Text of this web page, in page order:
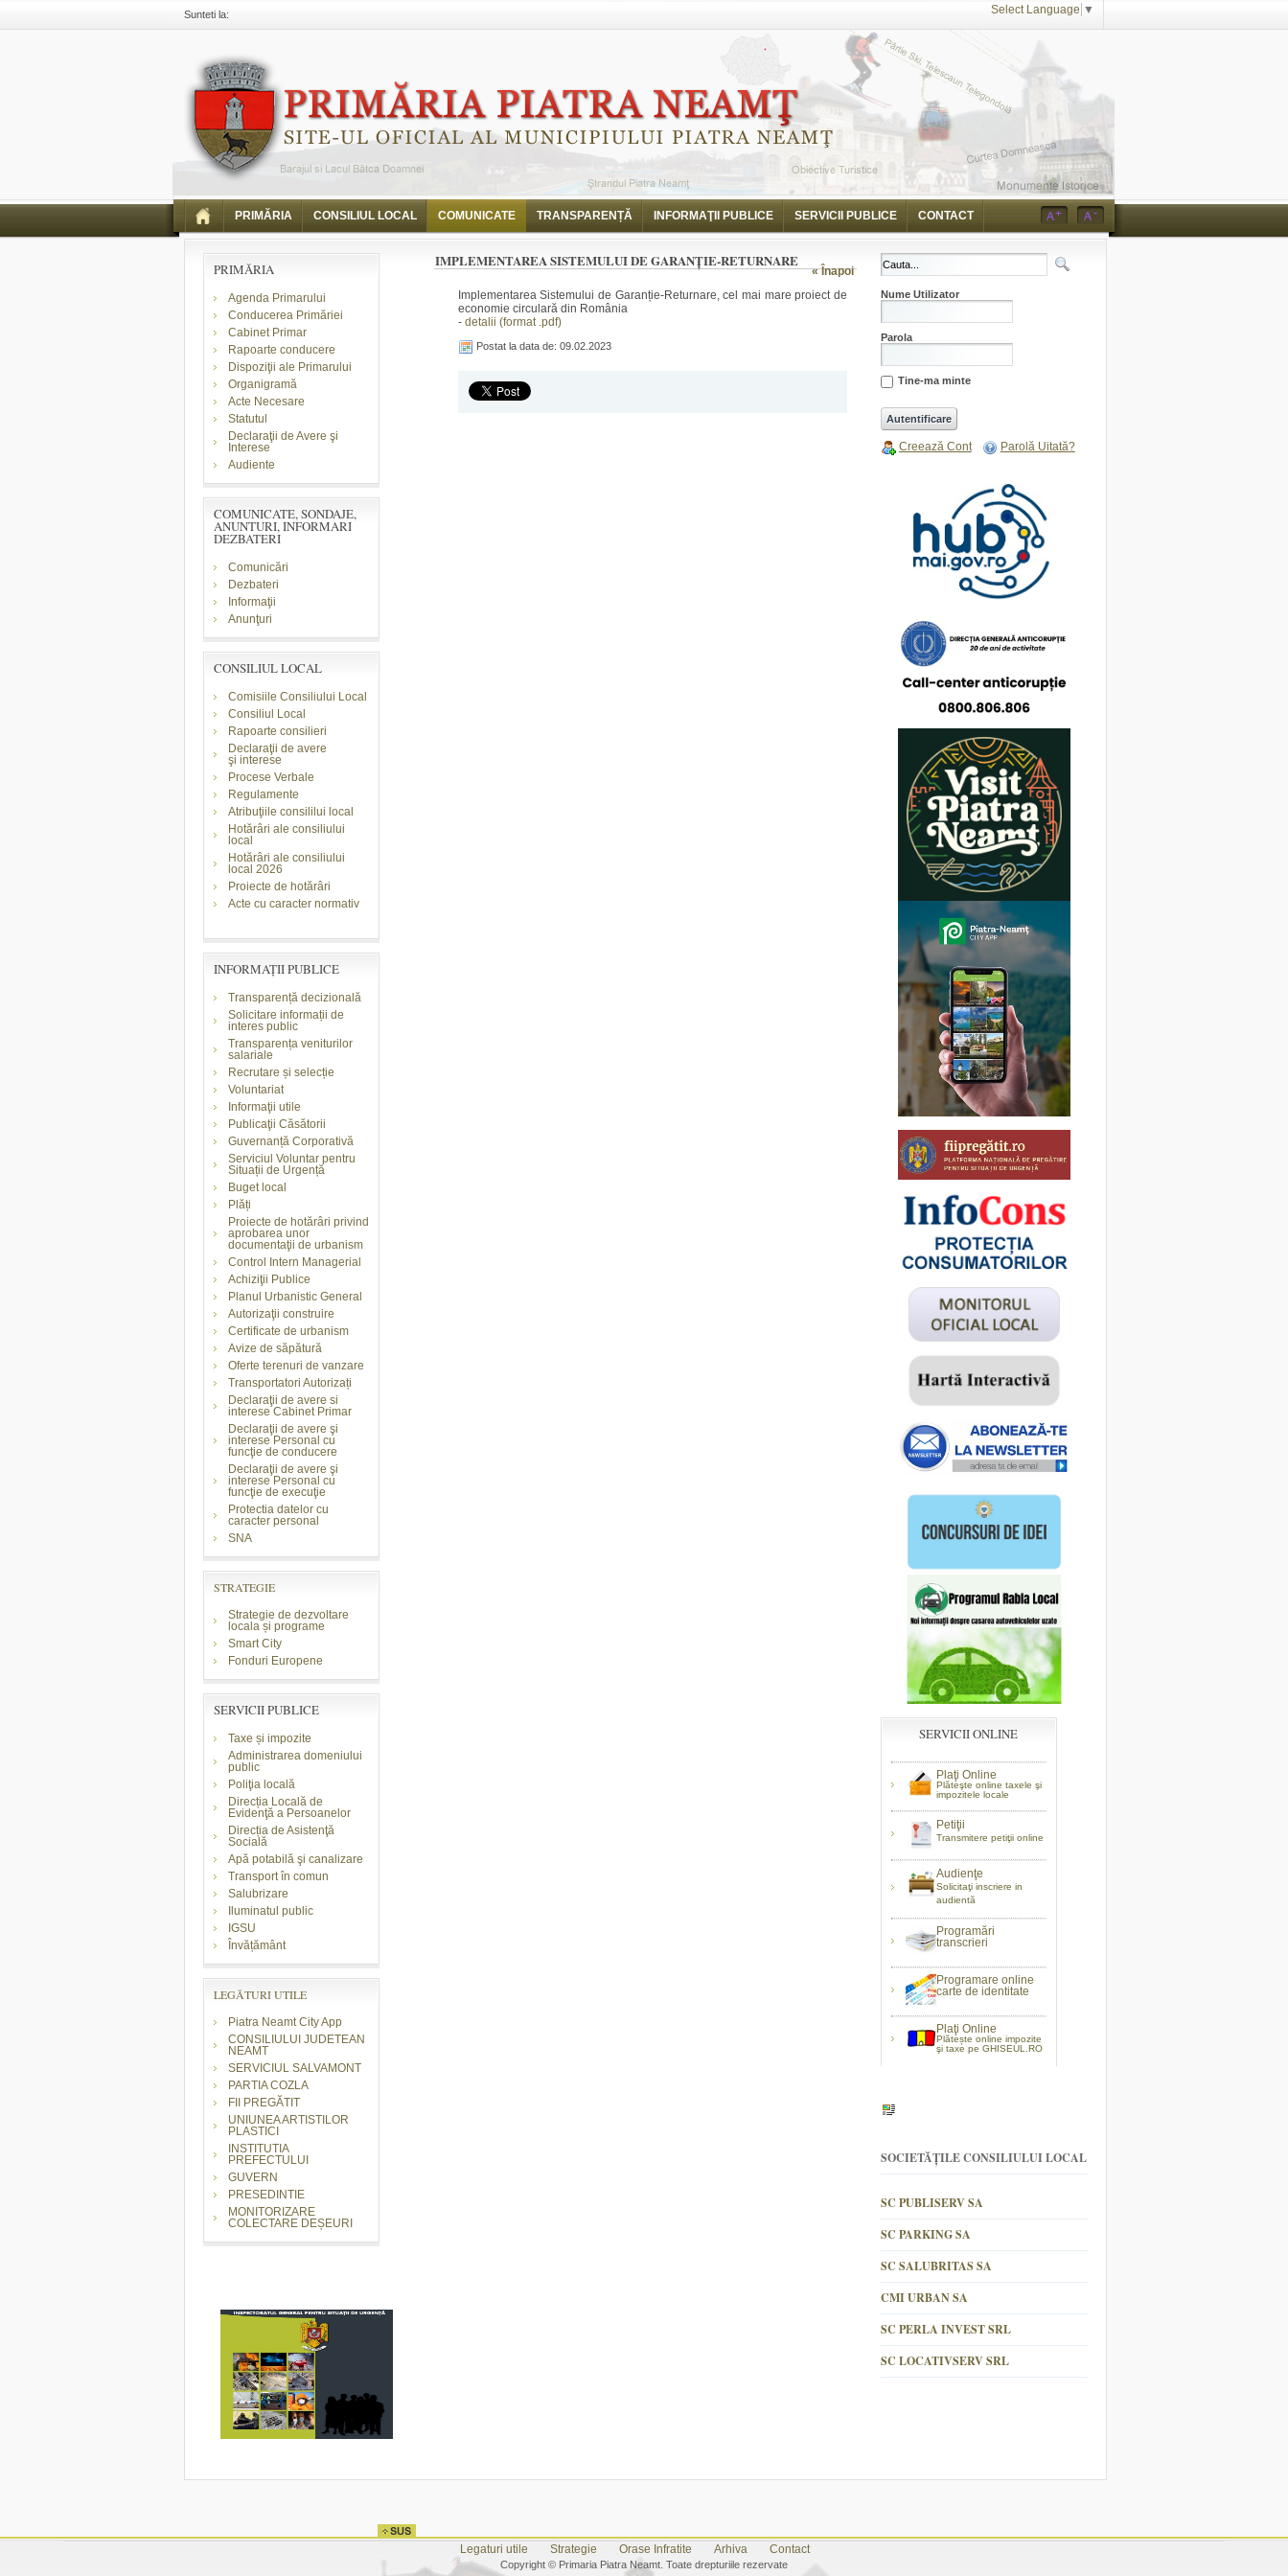
Sunteti la:
Implementarea Sistemului de Garanție-Returnare
Select Language ▼
PRIMĂRIA CONSILIUL LOCAL COMUNICATE TRANSPARENȚĂ INFORMAŢII PUBLICE SERVICII PUBLICE CONTACT
PRIMĂRIA
Agenda Primarului
Conducerea Primăriei
Cabinet Primar
Rapoarte conducere
Dispoziţii ale Primarului
Organigramă
Acte Necesare
Statutul
Declaraţii de Avere şi
Interese
Audiente
COMUNICATE, SONDAJE,
ANUNTURI, INFORMARI
DEZBATERI
Comunicări
Dezbateri
Informaţii
Anunţuri
CONSILIUL LOCAL
Comisiile Consiliului Local
Consiliul Local
Rapoarte consilieri
Declaraţii de avere
şi interese
Procese Verbale
Regulamente
Atribuţiile consililui local
Hotărâri ale consiliului
local
Hotărâri ale consiliului
local 2026
Proiecte de hotărâri
Acte cu caracter normativ
INFORMAŢII PUBLICE
Transparență decizională
Solicitare informații de
interes public
Transparența veniturilor
salariale
Recrutare și selecție
Voluntariat
Informaţii utile
Publicaţii Căsătorii
Guvernanță Corporativă
Serviciul Voluntar pentru
Situații de Urgență
Buget local
Plăți
Proiecte de hotărâri privind
aprobarea unor
documentaţii de urbanism
Control Intern Managerial
Achiziţii Publice
Planul Urbanistic General
Autorizaţii construire
Certificate de urbanism
Avize de săpătură
Oferte terenuri de vanzare
Transportatori Autorizați
Declaraţii de avere si
interese Cabinet Primar
Declaraţii de avere şi
interese Personal cu
funcţie de conducere
Declaraţii de avere şi
interese Personal cu
funcţie de execuţie
Protectia datelor cu
caracter personal
SNA
STRATEGIE
Strategie de dezvoltare
locala și programe
Smart City
Fonduri Europene
SERVICII PUBLICE
Taxe și impozite
Administrarea domeniului
public
Poliţia locală
Direcția Locală de
Evidenţă a Persoanelor
Direcția de Asistenţă
Socială
Apă potabilă şi canalizare
Transport în comun
Salubrizare
Iluminatul public
IGSU
Învățământ
LEGĂTURI UTILE
Piatra Neamt City App
CONSILIULUI JUDETEAN
NEAMT
SERVICIUL SALVAMONT
PARTIA COZLA
FII PREGĂTIT
UNIUNEA ARTISTILOR
PLASTICI
INSTITUTIA
PREFECTULUI
GUVERN
PRESEDINTIE
MONITORIZARE
COLECTARE DEȘEURI
« Înapoi
IMPLEMENTAREA SISTEMULUI DE GARANȚIE-RETURNARE
Implementarea Sistemului de Garanție-Returnare, cel mai mare proiect de
economie circulară din România
- detalii (format .pdf)
Postat la data de: 09.02.2023
Nume Utilizator
Parola
Tine-ma minte
Creează Cont Parolă Uitată?
SERVICII ONLINE
Plaţi Online
Plăteşte online taxele şi
impozitele locale
Petiţii
Transmitere petiţii online
Audienţe
Solicitaţi inscriere in
audientă
Programări
transcrieri
Programare online
carte de identitate
Plaţi Online
Plătește online impozite
şi taxe pe GHISEUL.RO
SOCIETĂȚILE CONSILIULUI LOCAL
SC PUBLISERV SA
SC PARKING SA
SC SALUBRITAS SA
CMI URBAN SA
SC PERLA INVEST SRL
SC LOCATIVSERV SRL
Legaturi utile Strategie Orase Infratite Arhiva Contact
Copyright © Primaria Piatra Neamt. Toate drepturiile rezervate